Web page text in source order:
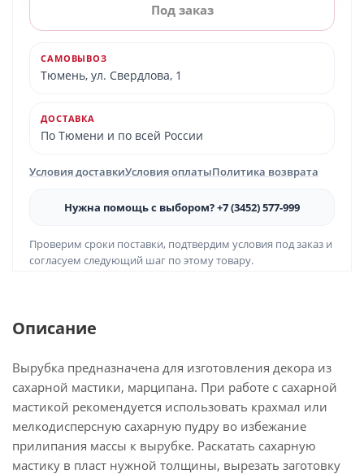
Под заказ
САМОВЫВОЗ
Тюмень, ул. Свердлова, 1
ДОСТАВКА
По Тюмени и по всей России
Условия доставкиУсловия оплатыПолитика возврата
Нужна помощь с выбором? +7 (3452) 577-999
Проверим сроки поставки, подтвердим условия под заказ и
согласуем следующий шаг по этому товару.
Описание
Вырубка предназначена для изготовления декора из
сахарной мастики, марципана. При работе с сахарной
мастикой рекомендуется использовать крахмал или
мелкодисперсную сахарную пудру во избежание
прилипания массы к вырубке. Раскатать сахарную
мастику в пласт нужной толщины, вырезать заготовку